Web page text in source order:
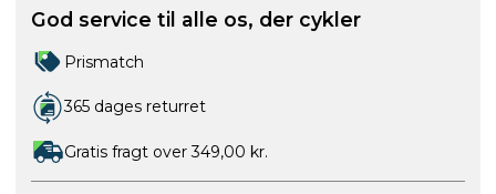
God service til alle os, der cykler
Prismatch
365 dages returret
Gratis fragt over 349,00 kr.